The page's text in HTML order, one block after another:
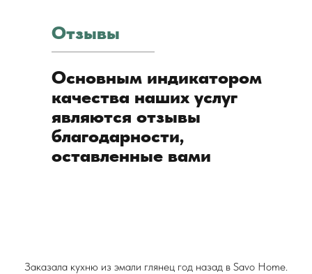
Отзывы
Основным индикатором
качества наших услуг
являются отзывы
благодарности,
оставленные вами
Заказала кухню из эмали глянец год назад в Savo Home.